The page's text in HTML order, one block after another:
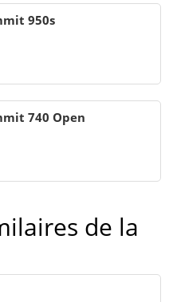
950s
740 Open
de la